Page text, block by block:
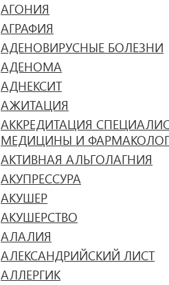
АГОНИЯ
АГРАФИЯ
АДЕНОВИРУСНЫЕ БОЛЕЗНИ
АДЕНОМА
АДНЕКСИТ
АЖИТАЦИЯ
АККРЕДИТАЦИЯ
МЕДИЦИНЫ И
АКТИВНАЯ АЛЬГОЛАГНИЯ
АКУПРЕССУРА
АКУШЕР
АКУШЕРСТВО
АЛАЛИЯ
АЛЕКСАНДРИЙСКИЙ ЛИСТ
АЛЛЕРГИК